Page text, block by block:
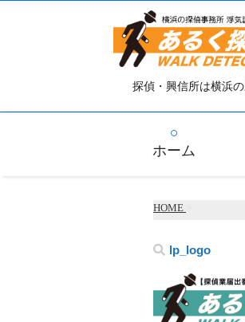
探偵・興信所は横浜
ホーム
HOME
lp_logo